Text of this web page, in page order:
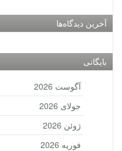
آخرین دیدگاه‌ها
بایگانی
آگوست 2026
جولای 2026
ژوئن 2026
فوریه 2026